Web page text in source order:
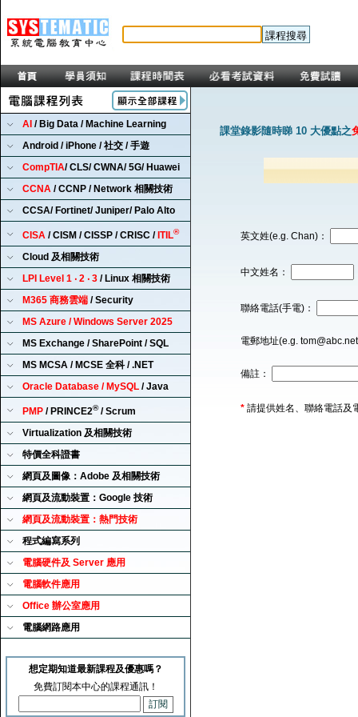
AI / Big Data / Machine Learning
Android / iPhone / 社交 / 手遊
CompTIA/ CLS/ CWNA/ 5G/ Huawei
CCNA / CCNP / Network 相關技術
CCSA/ Fortinet/ Juniper/ Palo Alto
CISA / CISM / CISSP / CRISC / ITIL®
Cloud 及相關技術
LPI Level 1 ‧ 2 ‧ 3 / Linux 相關技術
M365 商務雲端 / Security
MS Azure / Windows Server 2025
MS Exchange / SharePoint / SQL
MS MCSA / MCSE 全科 / .NET
Oracle Database / MySQL / Java
PMP / PRINCE2®/ Scrum
Virtualization 及相關技術
特價全科證書
網頁及圖像：Adobe 及相關技術
網頁及流動裝置：Google 技術
網頁及流動裝置：熱門技術
程式編寫系列
電腦硬件及 Server 應用
電腦軟件應用
Office 辦公室應用
電腦網路應用
想定期知道最新課程及優惠嗎？
免費訂閱本中心的課程通訊！
課堂錄影隨時睇 10 大優點之
英文姓(e.g. Chan)：
中文姓名：
聯絡電話(手電)：
電郵地址(e.g.
備註：
* 請提供姓名、聯絡電話及